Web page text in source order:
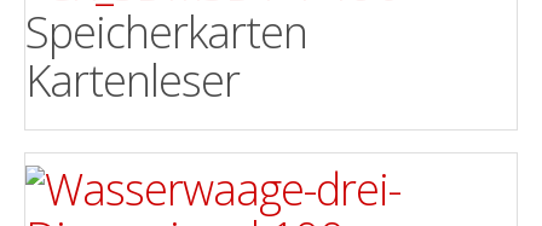
Speicherkarten
Kartenleser